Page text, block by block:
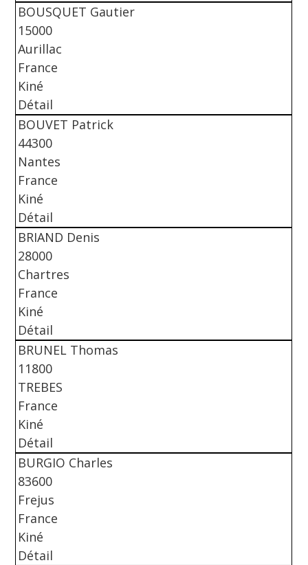
BOUSQUET Gautier
15000
Aurillac
France
Kiné
Détail
BOUVET Patrick
44300
Nantes
France
Kiné
Détail
BRIAND Denis
28000
Chartres
France
Kiné
Détail
BRUNEL Thomas
11800
TREBES
France
Kiné
Détail
BURGIO Charles
83600
Frejus
France
Kiné
Détail